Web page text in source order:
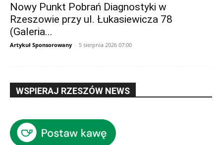
Nowy Punkt Pobrań Diagnostyki w
Rzeszowie przy ul. Łukasiewicza 78
(Galeria...
Artykuł Sponsorowany - 5 sierpnia 2026 07:00
WSPIERAJ RZESZÓW NEWS